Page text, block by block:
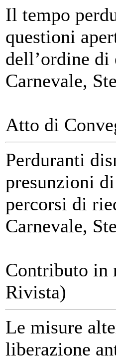
Il tempo
questioni
dell’ordine di
Carnevale,
Atto di
Perduranti
presunzioni
percorsi di
Carnevale,
Contributo in
Rivista)
Le misure
liberazione